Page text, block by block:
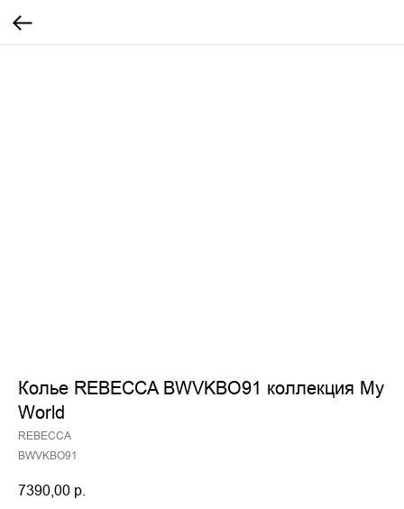
Колье REBECCA BWVKBO91 коллекция My
World
REBECCA
BWVKBO91
7390,00 р.